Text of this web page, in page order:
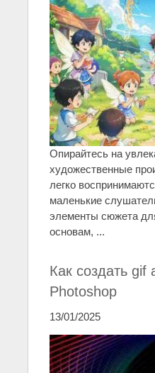
Опирайтесь на
художественные
легко
маленькие
элементы сюжета
основам, ...
Как создать
Photoshop
13/01/2025